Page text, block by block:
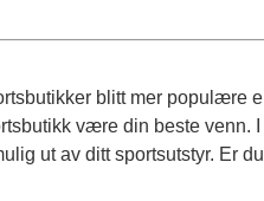
blitt mer
være din beste
ut av ditt sportsutstyr. Er